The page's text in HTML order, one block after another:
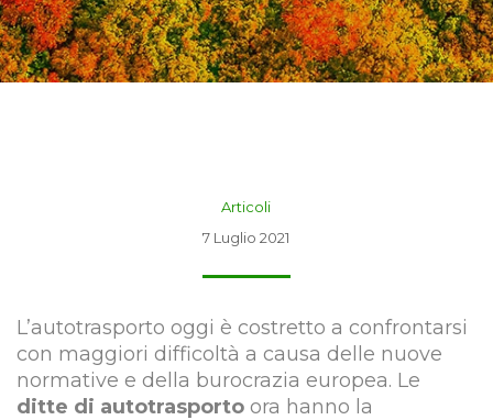
Articoli
7 Luglio 2021
L’autotrasporto oggi è costretto a confrontarsi
con maggiori difficoltà a causa delle nuove
normative e della burocrazia europea. Le
ditte di autotrasporto ora hanno la